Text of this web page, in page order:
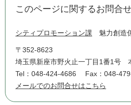
このページに関するお問合
シティプロモーション課 魅力創造
〒352-8623
埼玉県新座市野火止一丁目1番1号
Tel：048-424-4686
Fax：048-
メールでのお問合せはこちら